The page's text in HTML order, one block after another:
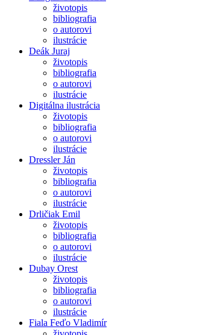
životopis
bibliografia
o autorovi
ilustrácie
Deák Juraj
životopis
bibliografia
o autorovi
ilustrácie
Digitálna ilustrácia
životopis
bibliografia
o autorovi
ilustrácie
Dressler Ján
životopis
bibliografia
o autorovi
ilustrácie
Drličiak Emil
životopis
bibliografia
o autorovi
ilustrácie
Dubay Orest
životopis
bibliografia
o autorovi
ilustrácie
Fiala Feďo Vladimír